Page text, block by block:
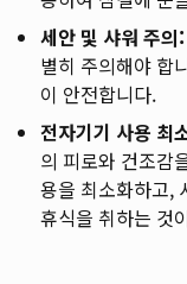
세안 및 샤워 주의:
별히 주의해야 합
이 안전합니다.
전자기기 사용 최
의 피로와 건조감
용을 최소화하고,
휴식을 취하는 것